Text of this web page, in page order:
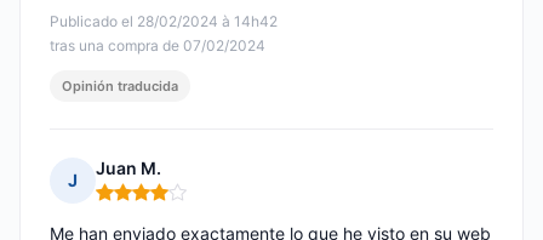
Publicado el 28/02/2024 à 14h42
tras una compra de 07/02/2024
Opinión traducida
J
Juan M.
Nota: 4 de 5
Me han enviado exactamente lo que he visto en su web